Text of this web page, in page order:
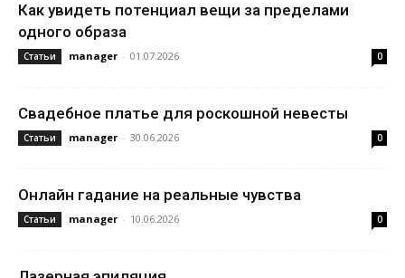
Как увидеть потенциал вещи за пределами
одного образа
Статьи manager - 01.07.2026 0
Свадебное платье для роскошной невесты
Статьи manager - 30.06.2026 0
Онлайн гадание на реальные чувства
Статьи manager - 10.06.2026 0